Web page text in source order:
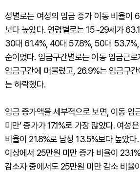
성별로는 여성의 임금 증가 이동 비율이
보다 높았다. 연령별로는 15~29세가
30대 61.4%, 40대 57.8%, 50대
순이었다. 임금구간별로는 이동 임금근
임금구간에 머물렀고, 26.9%는 임금구
는 하락했다.
임금 증가액을 세부적으로 보면, 이동 임
미만’ 증가가 17.1%로 가장 많았다. 여성
비율이 21.8%로 남성 13.5%보다 높았
이상에서 25만원 미만 증가 비율이
감소자 중에서도 25만원 미만 감소 비율